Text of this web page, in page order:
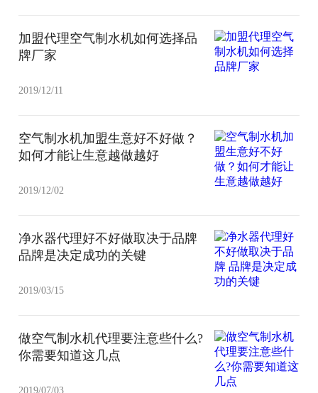
加盟代理空气制水机如何选择品
牌厂家
2019/12/11
空气制水机加盟生意好不好做？
如何才能让生意越做越好
2019/12/02
净水器代理好不好做取决于品牌
品牌是决定成功的关键
2019/03/15
做空气制水机代理要注意些什么?
你需要知道这几点
2019/07/03